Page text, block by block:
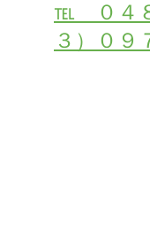
℡ ０４
３）０９